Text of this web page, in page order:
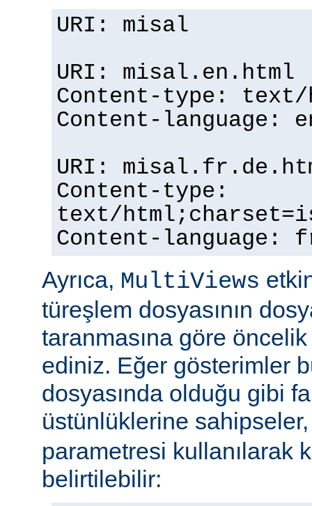
URI: misal
URI: misal.en.html
Content-type: text/
Content-language:
URI:
Content-type:
text/
Content-language:
Ayrıca, MultiViews
türeşlem dosyasının
taranmasına göre
ediniz. Eğer gösterimler
dosyasında olduğu gibi
üstünlüklerine
parametresi kullanılarak
belirtilebilir: